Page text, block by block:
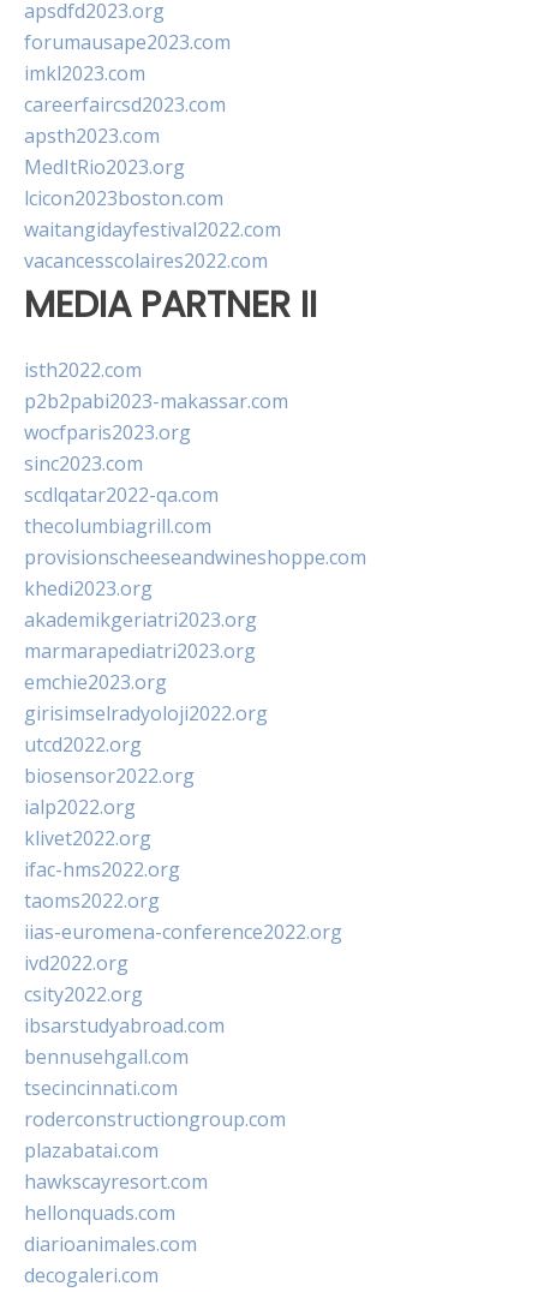
apsdfd2023.org
forumausape2023.com
imkl2023.com
careerfaircsd2023.com
apsth2023.com
MedItRio2023.org
lcicon2023boston.com
waitangidayfestival2022.com
vacancesscolaires2022.com
MEDIA PARTNER II
isth2022.com
p2b2pabi2023-makassar.com
wocfparis2023.org
sinc2023.com
scdlqatar2022-qa.com
thecolumbiagrill.com
provisionscheeseandwineshoppe.com
khedi2023.org
akademikgeriatri2023.org
marmarapediatri2023.org
emchie2023.org
girisimselradyoloji2022.org
utcd2022.org
biosensor2022.org
ialp2022.org
klivet2022.org
ifac-hms2022.org
taoms2022.org
iias-euromena-conference2022.org
ivd2022.org
csity2022.org
ibsarstudyabroad.com
bennusehgall.com
tsecincinnati.com
roderconstructiongroup.com
plazabatai.com
hawkscayresort.com
hellonquads.com
diarioanimales.com
decogaleri.com